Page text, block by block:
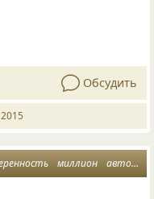
Обсудить
миллион авторитет